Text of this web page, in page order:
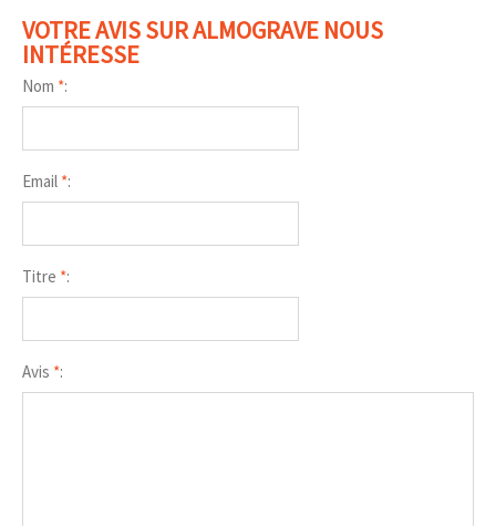
VOTRE AVIS SUR ALMOGRAVE NOUS
INTÉRESSE
Nom *:
Email *:
Titre *:
Avis *: